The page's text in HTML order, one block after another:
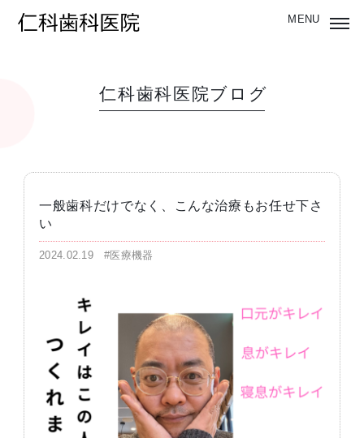
仁科歯科医院ブログ
一般歯科だけでなく、こんな治療もお任せ下さ
い
2024.02.19#医療機器